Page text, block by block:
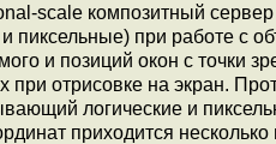
scale композитный сервер
пиксельные) при работе с
и позиций окон с точки
отрисовке на экран.
логические и
приходится несколько